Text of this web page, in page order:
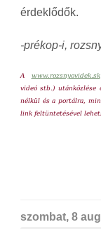
érdeklődők.
-prékop-i,
A www.rozsnyovidek.sk
videó stb.) utánközlése
nélkül és a portálra,
link feltüntetésével
szombat, 8